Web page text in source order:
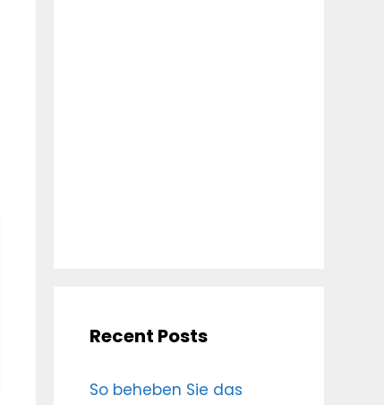
Recent Posts
So beheben Sie das